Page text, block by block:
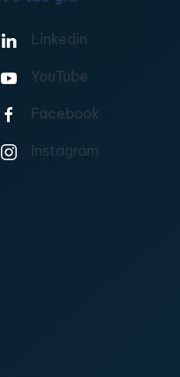
Linkedin
YouTube
Facebook
Instagram